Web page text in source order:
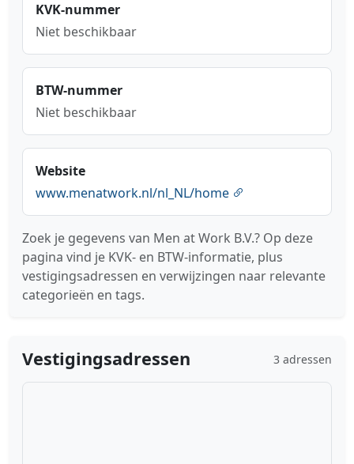
KVK-nummer
Niet beschikbaar
BTW-nummer
Niet beschikbaar
Website
www.menatwork.nl/nl_NL/home
Zoek je gegevens van Men at Work B.V.? Op deze
pagina vind je KVK- en BTW-informatie, plus
vestigingsadressen en verwijzingen naar relevante
categorieën en tags.
Vestigingsadressen 3 adressen